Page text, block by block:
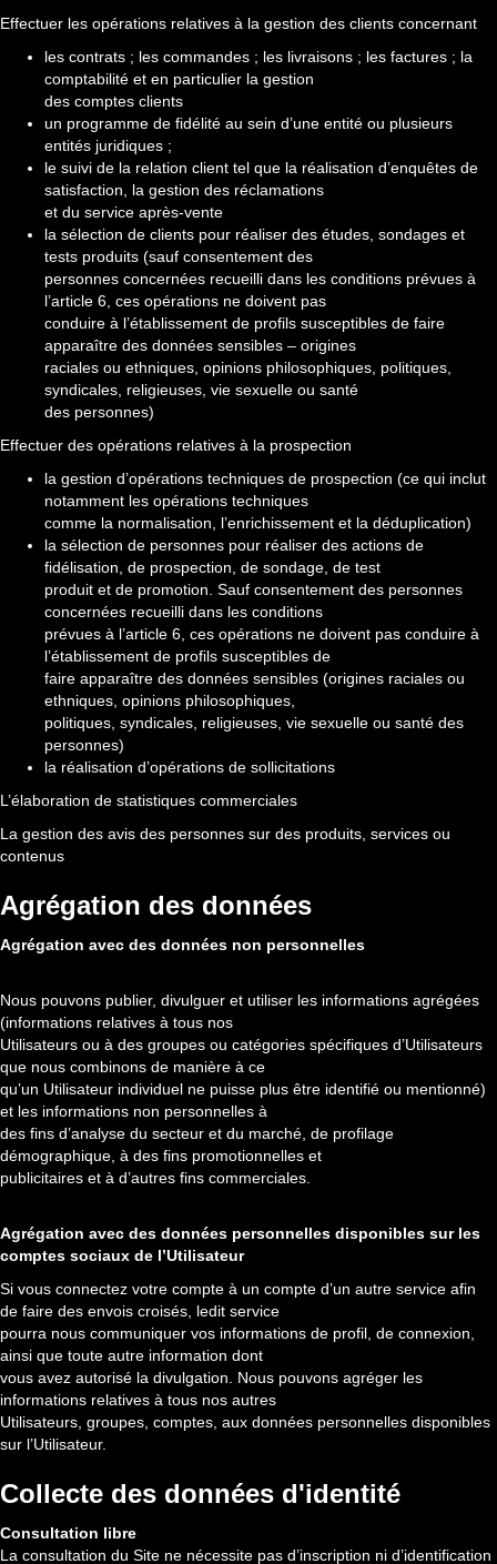
Effectuer les opérations relatives à la gestion des clients concernant
les contrats ; les commandes ; les livraisons ; les factures ; la
comptabilité et en particulier la gestion
des comptes clients
un programme de fidélité au sein d’une entité ou plusieurs
entités juridiques ;
le suivi de la relation client tel que la réalisation d’enquêtes de
satisfaction, la gestion des réclamations
et du service après-vente
la sélection de clients pour réaliser des études, sondages et
tests produits (sauf consentement des
personnes concernées recueilli dans les conditions prévues à
l’article 6, ces opérations ne doivent pas
conduire à l’établissement de profils susceptibles de faire
apparaître des données sensibles – origines
raciales ou ethniques, opinions philosophiques, politiques,
syndicales, religieuses, vie sexuelle ou santé
des personnes)
Effectuer des opérations relatives à la prospection
la gestion d’opérations techniques de prospection (ce qui inclut
notamment les opérations techniques
comme la normalisation, l’enrichissement et la déduplication)
la sélection de personnes pour réaliser des actions de
fidélisation, de prospection, de sondage, de test
produit et de promotion. Sauf consentement des personnes
concernées recueilli dans les conditions
prévues à l’article 6, ces opérations ne doivent pas conduire à
l’établissement de profils susceptibles de
faire apparaître des données sensibles (origines raciales ou
ethniques, opinions philosophiques,
politiques, syndicales, religieuses, vie sexuelle ou santé des
personnes)
la réalisation d’opérations de sollicitations
L’élaboration de statistiques commerciales
La gestion des avis des personnes sur des produits, services ou
contenus
Agrégation des données
Agrégation avec des données non personnelles
Nous pouvons publier, divulguer et utiliser les informations agrégées
(informations relatives à tous nos
Utilisateurs ou à des groupes ou catégories spécifiques d’Utilisateurs
que nous combinons de manière à ce
qu’un Utilisateur individuel ne puisse plus être identifié ou mentionné)
et les informations non personnelles à
des fins d’analyse du secteur et du marché, de profilage
démographique, à des fins promotionnelles et
publicitaires et à d’autres fins commerciales.
Agrégation avec des données personnelles disponibles sur les
comptes sociaux de l’Utilisateur
Si vous connectez votre compte à un compte d’un autre service afin
de faire des envois croisés, ledit service
pourra nous communiquer vos informations de profil, de connexion,
ainsi que toute autre information dont
vous avez autorisé la divulgation. Nous pouvons agréger les
informations relatives à tous nos autres
Utilisateurs, groupes, comptes, aux données personnelles disponibles
sur l’Utilisateur.
Collecte des données d'identité
Consultation libre
La consultation du Site ne nécessite pas d’inscription ni d’identification